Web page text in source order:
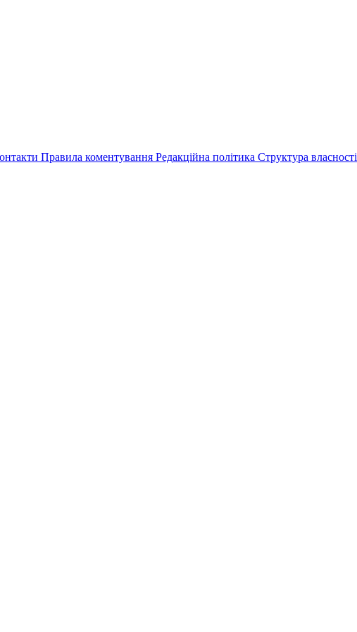
Правила коментування Редакційна політика Структура власності